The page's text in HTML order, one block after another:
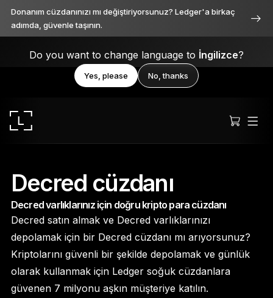
Donanım cüzdanınızı mı değiştiriyorsunuz? Ledger'a birkaç
adımda, güvenle taşının.
Do you want to change language to İngilizce?
Yes, please No, thanks
Ledger Stax
Her açıdan birinci sınıf
Ledger Flex
Yeni standart
Decred cüzdanı
Decred varlıklarınız için doğru kripto para cüzdanı
Decred satın almak ve Decred varlıklarınızı
depolamak için bir Decred cüzdanı mı arıyorsunuz?
Kriptolarını güvenli bir şekilde depolamak ve günlük
olarak kullanmak için Ledger soğuk cüzdanlara
güvenen 7 milyonu aşkın müşteriye katılın.